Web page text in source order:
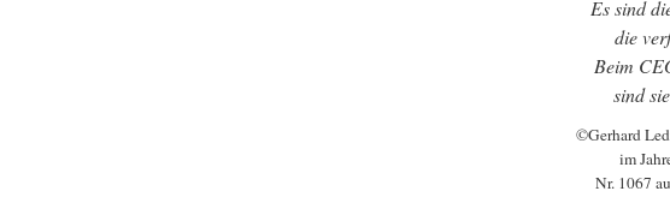
Es sind
die
Beim
sind
©Gerhard
im
Nr. 1067